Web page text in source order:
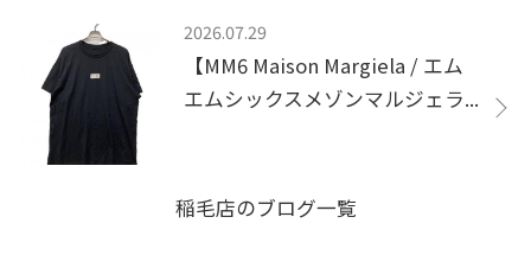
2026.07.29
【MM6 Maison Margiela / エム
エムシックスメゾンマルジェラ...
稲毛店のブログ一覧